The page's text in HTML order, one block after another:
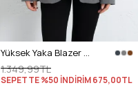
Yüksek Yaka Blazer Ceket 269013 - GRİ
1.349,99TL
SEPETTE %50 İNDİRİM675,00TL